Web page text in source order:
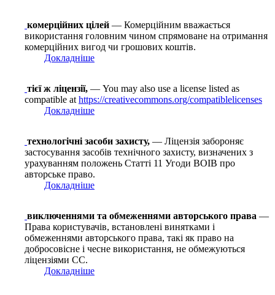
комерційних цілей — Комерційним вважається
використання головним чином спрямоване на отримання
комерційних вигод чи грошових коштів.
Докладніше
тієї ж ліцензії, — You may also use a license listed as
compatible at https://creativecommons.org/compatiblelicenses
Докладніше
технологічні засоби захисту, — Ліцензія забороняє
застосування засобів технічного захисту, визначених з
урахуванням положень Статті 11 Угоди ВОІВ про
авторське право.
Докладніше
виключеннями та обмеженнями авторського права —
Права користувачів, встановлені винятками і
обмеженнями авторського права, такі як право на
добросовісне і чесне використання, не обмежуються
ліцензіями СС.
Докладніше